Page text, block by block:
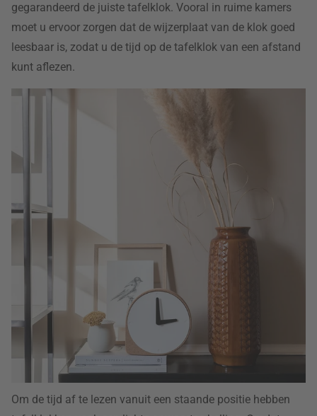
gegarandeerd de juiste tafelklok. Vooral in ruime kamers
moet u ervoor zorgen dat de wijzerplaat van de klok goed
leesbaar is, zodat u de tijd op de tafelklok van een afstand
kunt aflezen.
Om de tijd af te lezen vanuit een staande positie hebben